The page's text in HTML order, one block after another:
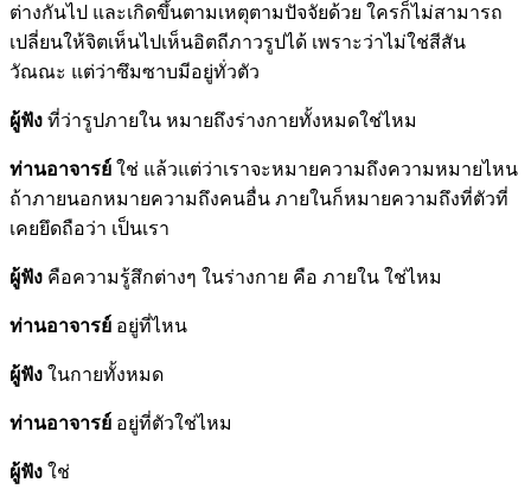
ต่างกันไป และเกิดขึ้นตามเหตุตามปัจจัยด้วย ใครก็ไม่สามารถ
เปลี่ยนให้จิตเห็นไปเห็นอิตถีภาวรูปได้ เพราะว่าไม่ใช่สีสัน
วัณณะ แต่ว่าซึมซาบมีอยู่ทั่วตัว
ผู้ฟัง ที่ว่ารูปภายใน หมายถึงร่างกายทั้งหมดใช่ไหม
ท่านอาจารย์ ใช่ แล้วแต่ว่าเราจะหมายความถึงความหมายไหน
ถ้าภายนอกหมายความถึงคนอื่น ภายในก็หมายความถึงที่ตัวที่
เคยยึดถือว่า เป็นเรา
ผู้ฟัง คือความรู้สึกต่างๆ ในร่างกาย คือ ภายใน ใช่ไหม
ท่านอาจารย์ อยู่ที่ไหน
ผู้ฟัง ในกายทั้งหมด
ท่านอาจารย์ อยู่ที่ตัวใช่ไหม
ผู้ฟัง ใช่